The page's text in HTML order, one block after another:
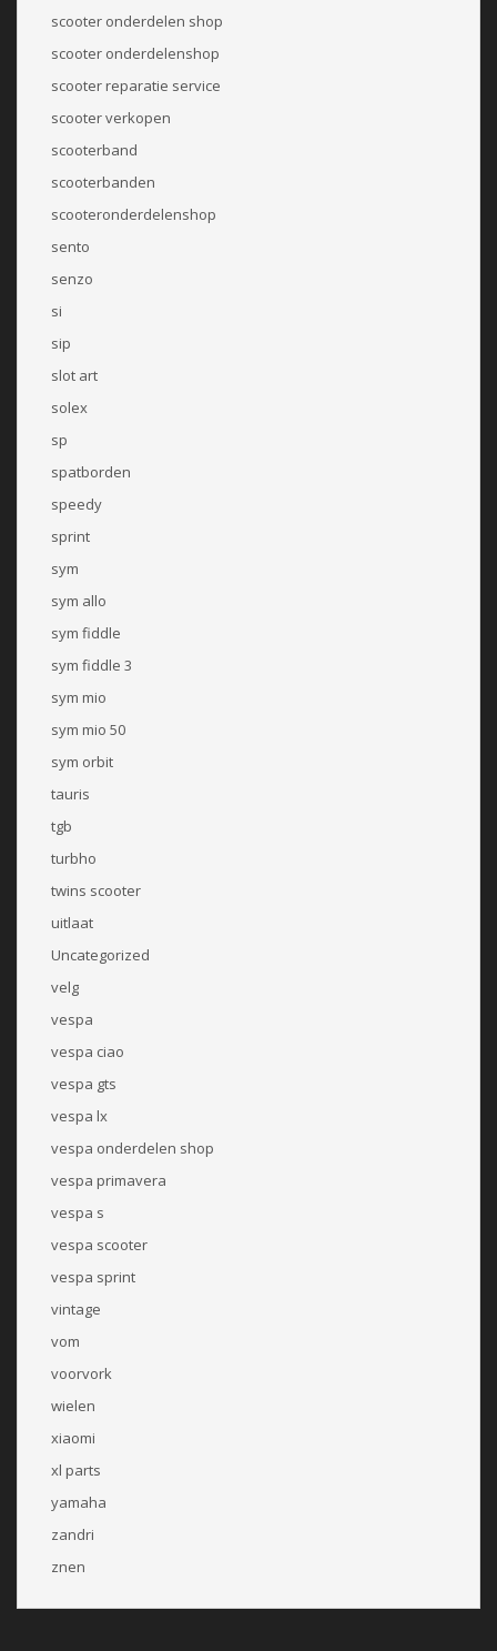
scooter onderdelen shop
scooter onderdelenshop
scooter reparatie service
scooter verkopen
scooterband
scooterbanden
scooteronderdelenshop
sento
senzo
si
sip
slot art
solex
sp
spatborden
speedy
sprint
sym
sym allo
sym fiddle
sym fiddle 3
sym mio
sym mio 50
sym orbit
tauris
tgb
turbho
twins scooter
uitlaat
Uncategorized
velg
vespa
vespa ciao
vespa gts
vespa lx
vespa onderdelen shop
vespa primavera
vespa s
vespa scooter
vespa sprint
vintage
vom
voorvork
wielen
xiaomi
xl parts
yamaha
zandri
znen